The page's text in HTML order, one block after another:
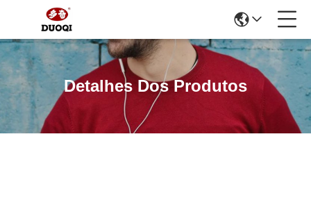
Detalhes Dos Produtos